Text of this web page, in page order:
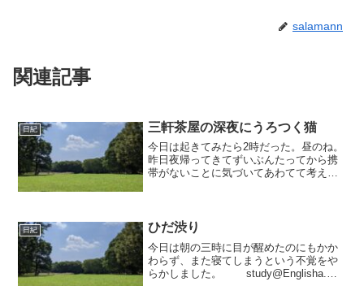
salamann
関連記事
日紀 三軒茶屋の深夜にうろつく猫
今日は起きてみたら2時だった。昼のね。
昨日夜帰ってきてずいぶんたってから携
帯がないことに気づいてあわてて考えて
して電波を停めてもらっ...
日紀 ひだ渋り
今日は朝の三時に目が醒めたのにもかか
わらず、また寝てしまうという不覚をや
らかしました。 study@Englisha.リ